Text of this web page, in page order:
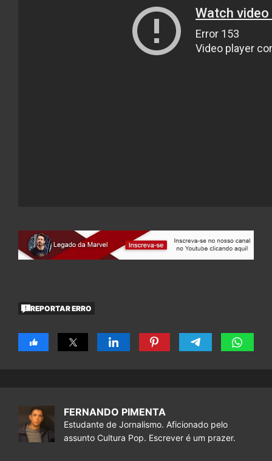
REPORTAR ERRO
FERNANDO PIMENTA
Estudante de Jornalismo. Aficionado pelo
assunto Cultura Pop. Escrever é um prazer.